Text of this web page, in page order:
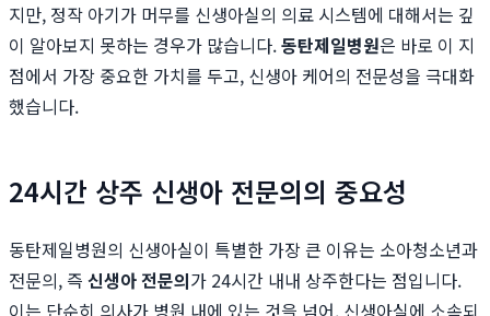
지만, 정작 아기가 머무를 신생아실의 의료 시스템에 대해서는 깊
이 알아보지 못하는 경우가 많습니다.동탄제일병원은 바로 이 지
점에서 가장 중요한 가치를 두고, 신생아 케어의 전문성을 극대화
했습니다.
24시간 상주 신생아 전문의의 중요성
동탄제일병원의 신생아실이 특별한 가장 큰 이유는 소아청소년과
전문의, 즉 신생아 전문의가 24시간 내내 상주한다는 점입니다.
이는 단순히 의사가 병원 내에 있는 것을 넘어, 신생아실에 소속되